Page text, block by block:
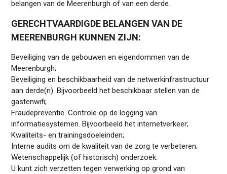
belangen van de Meerenburgh of van een derde.
GERECHTVAARDIGDE BELANGEN VAN DE
MEERENBURGH KUNNEN ZIJN:
Beveiliging van de gebouwen en eigendommen van de
Meerenburgh;
Beveiliging en beschikbaarheid van de netwerkinfrastructuur
aan derde(n). Bijvoorbeeld het beschikbaar stellen van de
gastenwifi;
Fraudepreventie. Controle op de logging van
informatiesystemen. Bijvoorbeeld het internetverkeer;
Kwaliteits- en trainingsdoeleinden;
Interne audits om de kwaliteit van de zorg te verbeteren;
Wetenschappelijk (of historisch) onderzoek.
U kunt zich verzetten tegen verwerking op grond van